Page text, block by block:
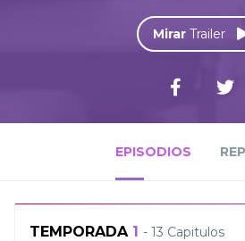
Mirar Trailer
EPISODIOS
TEMPORADA 1 - 13 Capitulos